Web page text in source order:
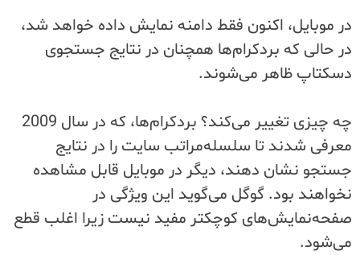
در موبایل، اکنون فقط دامنه نمایش داده خواهد شد،
در حالی که بردکرام‌ها همچنان در نتایج جستجوی
دسکتاپ ظاهر می‌شوند.
چه چیزی تغییر می‌کند؟ بردکرام‌ها، که در سال 2009
معرفی شدند تا سلسله‌مراتب سایت را در نتایج
جستجو نشان دهند، دیگر در موبایل قابل مشاهده
نخواهند بود. گوگل می‌گوید این ویژگی در
صفحه‌نمایش‌های کوچکتر مفید نیست زیرا اغلب قطع
می‌شود.